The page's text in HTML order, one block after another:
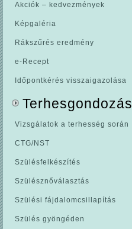
Akciók – kedvezmények
Képgaléria
Rákszűrés eredmény
e-Recept
Időpontkérés visszaigazolása
Terhesgondozás
Vizsgálatok a terhesség során
CTG/NST
Szülésfelkészítés
Szülésznőválasztás
Szülési fájdalomcsillapítás
Szülés gyöngéden